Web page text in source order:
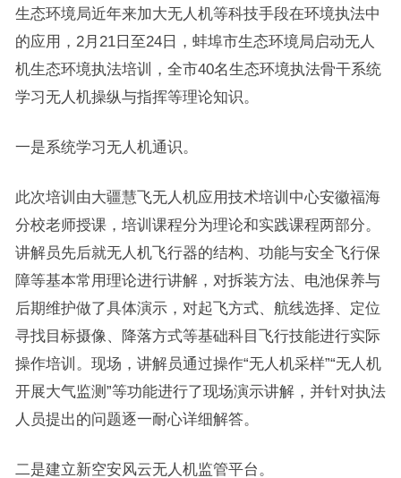
生态环境局近年来加大无人机等科技手段在环境执法中
的应用，2月21日至24日，蚌埠市生态环境局启动无人
机生态环境执法培训，全市40名生态环境执法骨干系统
学习无人机操纵与指挥等理论知识。
一是系统学习无人机通识。
此次培训由大疆慧飞无人机应用技术培训中心安徽福海
分校老师授课，培训课程分为理论和实践课程两部分。
讲解员先后就无人机飞行器的结构、功能与安全飞行保
障等基本常用理论进行讲解，对拆装方法、电池保养与
后期维护做了具体演示，对起飞方式、航线选择、定位
寻找目标摄像、降落方式等基础科目飞行技能进行实际
操作培训。现场，讲解员通过操作“无人机采样”“无人机
开展大气监测”等功能进行了现场演示讲解，并针对执法
人员提出的问题逐一耐心详细解答。
二是建立新空安风云无人机监管平台。